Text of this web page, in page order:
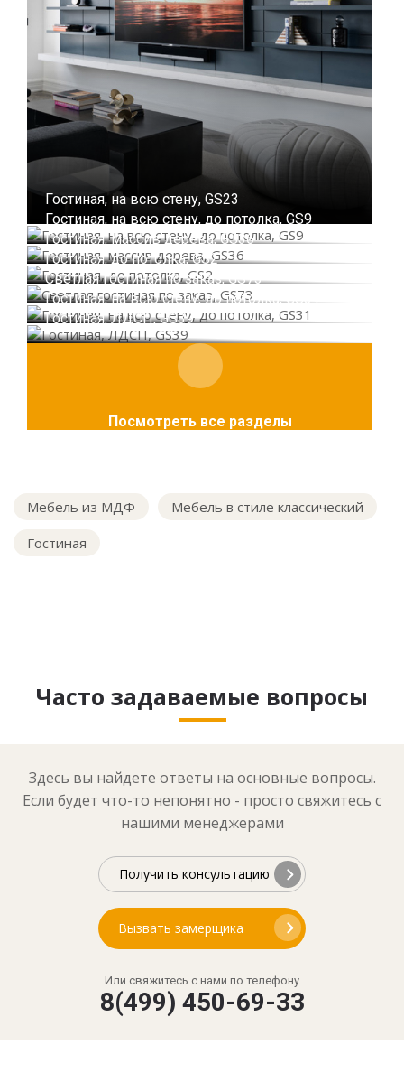
Гостиная, на всю стену, GS23
Гостиная, на всю стену, до потолка, GS9
Гостиная, массив дерева, GS36
Гостиная, до потолка, GS2
Светлая гостиная по заказ, GS73
Гостиная, на всю стену, до потолка, GS31
Гостиная, ЛДСП, GS39
Посмотреть все разделы
Мебель из МДФ
Мебель в стиле классический
Гостиная
Часто задаваемые вопросы
Здесь вы найдете ответы на основные вопросы.
Если будет что-то непонятно - просто свяжитесь с
нашими менеджерами
Получить консультацию
Вызвать замерщика
Или свяжитесь с нами по телефону
8(499) 450-69-33